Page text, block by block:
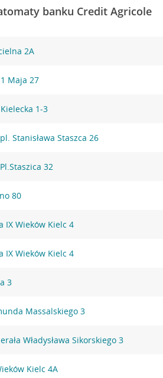
banku Credit Agricole
2A
Maja 27
1-3
Stanisława Staszca 26
32
80
IX Wieków Kielc 4
IX Wieków Kielc 4
3
Massalskiego 3
Władysława Sikorskiego 3
Kielc 4A